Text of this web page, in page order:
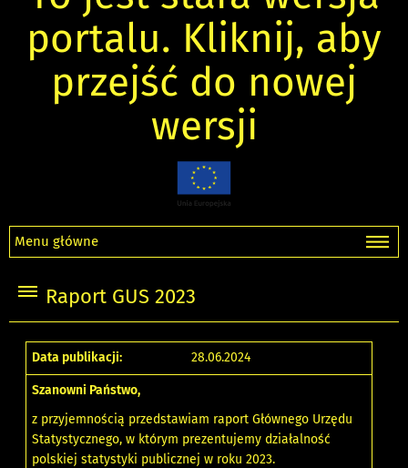
portalu. Kliknij, aby
przejść do nowej
wersji
Menu główne
Raport GUS 2023
Data publikacji: 28.06.2024
Szanowni Państwo,
z przyjemnością przedstawiam raport Głównego Urzędu
Statystycznego, w którym prezentujemy działalność
polskiej statystyki publicznej w roku 2023.